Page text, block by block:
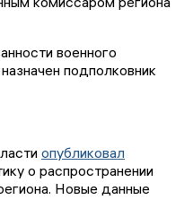
военного
подполковник
опубликовал
о распространении
Новые данные